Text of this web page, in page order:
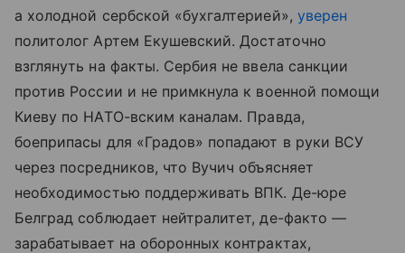
а холодной сербской «бухгалтерией», уверен
политолог Артем Екушевский. Достаточно
взглянуть на факты. Сербия не ввела санкции
против России и не примкнула к военной помощи
Киеву по НАТО-вским каналам. Правда,
боеприпасы для «Градов» попадают в руки ВСУ
через посредников, что Вучич объясняет
необходимостью поддерживать ВПК. Де-юре
Белград соблюдает нейтралитет, де-факто —
зарабатывает на оборонных контрактах,